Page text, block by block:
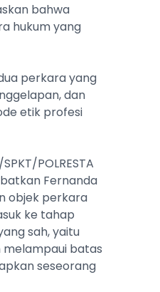
bahwa
hukum yang
perkara yang
dan
etik profesi
POLRESTA
Fernanda
objek perkara
ke tahap
sah, yaitu
melampaui batas
seseorang